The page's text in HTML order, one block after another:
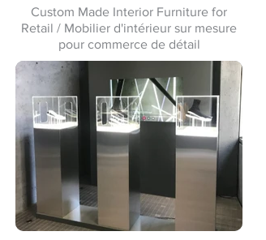
Custom Made Interior Furniture for
Retail / Mobilier d'intérieur sur mesure
pour commerce de détail